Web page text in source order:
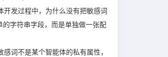
开发过程中，为什么没有把敏感词
的字符串字段，而是单独做一张配
感词不是某个智能体的私有属性，